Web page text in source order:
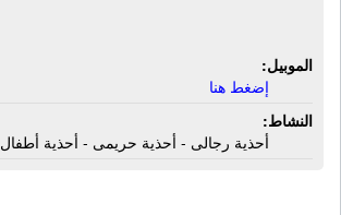
الموبيل:
إضغط هنا
النشاط:
أحذية رجالى - أحذية حريمى - أحذية أطفال